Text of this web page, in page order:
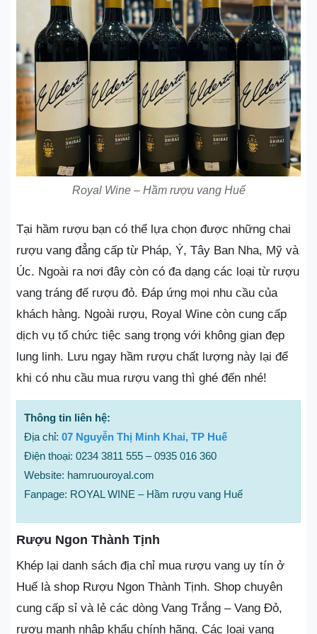
Royal Wine – Hầm rượu vang Huế
Tại hầm rượu bạn có thể lựa chọn được những chai
rượu vang đẳng cấp từ Pháp, Ý, Tây Ban Nha, Mỹ và
Úc. Ngoài ra nơi đây còn có đa dạng các loại từ rượu
vang tráng đế rượu đỏ. Đáp ứng mọi nhu cầu của
khách hàng. Ngoài rượu, Royal Wine còn cung cấp
dịch vụ tổ chức tiệc sang trọng với không gian đẹp
lung linh. Lưu ngay hầm rượu chất lượng này lại để
khi có nhu cầu mua rượu vang thì ghé đến nhé!
Thông tin liên hệ:
Địa chỉ: 07 Nguyễn Thị Minh Khai, TP Huế
Điện thoại: 0234 3811 555 – 0935 016 360
Website: hamruouroyal.com
Fanpage: ROYAL WINE – Hầm rượu vang Huế
Rượu Ngon Thành Tịnh
Khép lại danh sách địa chỉ mua rượu vang uy tín ở
Huế là shop Rượu Ngon Thành Tịnh. Shop chuyên
cung cấp sỉ và lẻ các dòng Vang Trắng – Vang Đỏ,
rượu mạnh nhập khẩu chính hãng. Các loại vang